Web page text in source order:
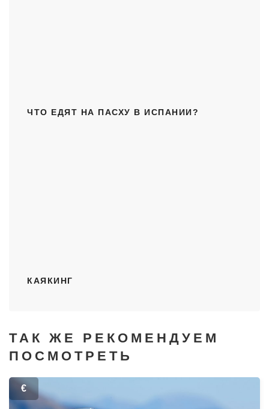
ЧТО ЕДЯТ НА ПАСХУ В ИСПАНИИ?
КАЯКИНГ
ТАК ЖЕ РЕКОМЕНДУЕМ
ПОСМОТРЕТЬ
€